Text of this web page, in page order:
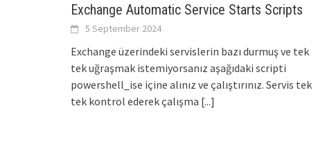
Exchange Automatic Service Starts Scripts
5 September 2024
Exchange üzerindeki servislerin bazı durmuş ve tek
tek uğraşmak istemiyorsanız aşağıdaki scripti
powershell_ise içine alınız ve çalıştırınız. Servis tek
tek kontrol ederek çalışma [...]